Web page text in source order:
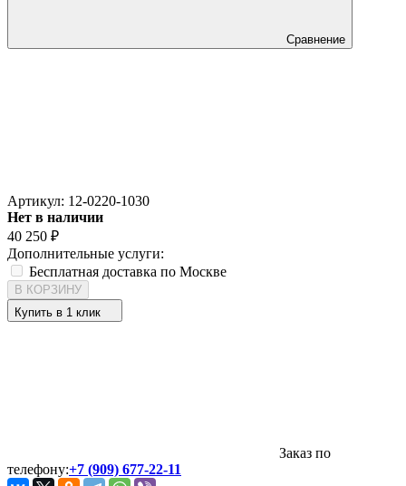
Сравнение
Артикул: 12-0220-1030
Нет в наличии
40 250 ₽
Дополнительные услуги:
Бесплатная доставка по Москве
В КОРЗИНУ
Купить в 1 клик
Заказ по
телефону:+7 (909) 677-22-11